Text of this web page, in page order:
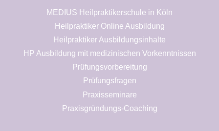
MEDIUS Heilpraktikerschule in Köln
Heilpraktiker Online Ausbildung
Heilpraktiker Ausbildungsinhalte
HP Ausbildung mit medizinischen Vorkenntnissen
Prüfungsvorbereitung
Prüfungsfragen
Praxisseminare
Praxisgründungs-Coaching